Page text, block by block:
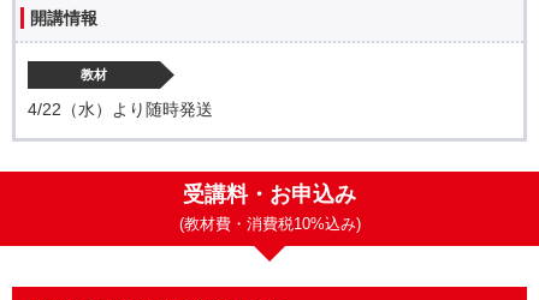
開講情報
教材
4/22（水）より随時発送
受講料・お申込み
(教材費・消費税10%込み)